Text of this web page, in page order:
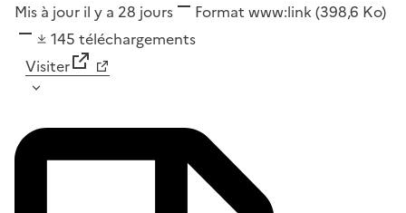
Mis à jour il y a 28 jours Format www:link (398,6 Ko)
145 téléchargements
Visiter